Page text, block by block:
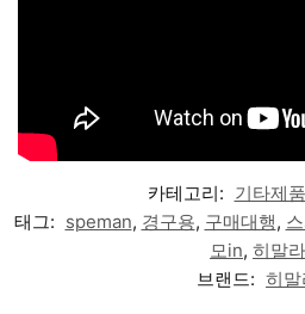
카테고리: 기타제품
태그: speman, 경구용, 구매대행,
모in, 히말
브랜드: 히